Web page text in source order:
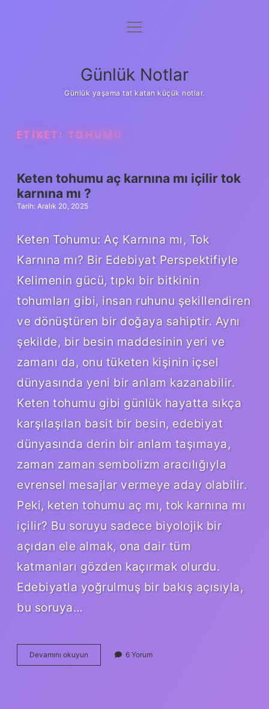
Anasayfa
Yasal Uyarı
menüyü
Günlük Notlar
Günlük yaşama tat katan küçük notlar.
ETIKET: TOHUMU
Keten tohumu aç karnına mı içilir tok
karnına mı ?
Tarih: Aralık 20, 2025
Keten Tohumu: Aç Karnına mı, Tok
Karnına mı? Bir Edebiyat Perspektifiyle
Kelimenin gücü, tıpkı bir bitkinin
tohumları gibi, insan ruhunu şekillendiren
ve dönüştüren bir doğaya sahiptir. Aynı
şekilde, bir besin maddesinin yeri ve
zamanı da, onu tüketen kişinin içsel
dünyasında yeni bir anlam kazanabilir.
Keten tohumu gibi günlük hayatta sıkça
karşılaşılan basit bir besin, edebiyat
dünyasında derin bir anlam taşımaya,
zaman zaman sembolizm aracılığıyla
evrensel mesajlar vermeye aday olabilir.
Peki, keten tohumu aç mı, tok karnına mı
içilir? Bu soruyu sadece biyolojik bir
açıdan ele almak, ona dair tüm
katmanları gözden kaçırmak olurdu.
Edebiyatla yoğrulmuş bir bakış açısıyla,
bu soruya…
Devamını okuyun
tohumu
6 Yorum